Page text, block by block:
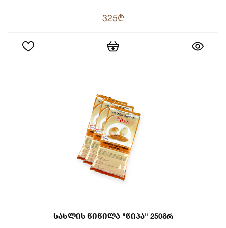
325₾
Სახლის Წიწილა "წიპა" 250გრ